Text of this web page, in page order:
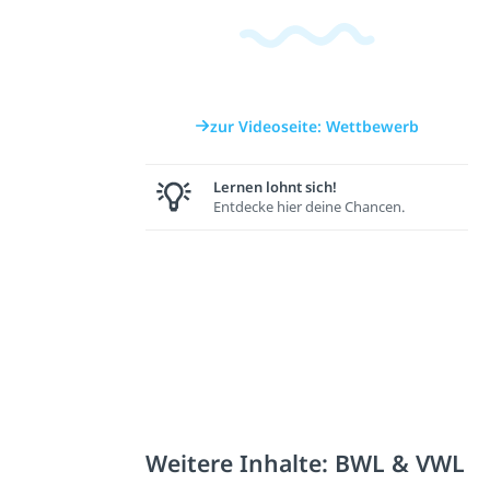
zur Videoseite: Wettbewerb
Lernen lohnt sich!
Entdecke hier deine Chancen.
Weitere Inhalte: BWL & VWL